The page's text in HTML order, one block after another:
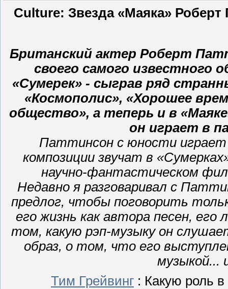
Culture: Звезда «Маяка»
Британский актер Роберт
своего самого известного
«Сумерек» - сыграв ряд
«Космополис», «Хорошее
общество», а теперь и в
он играет в
Паттинсон с юности
композиции звучат в
научно-фантастическом
Недавно я разговаривал с
предлог, чтобы поговорить
его жизнь как автора песен, его
том, какую рэп-музыку он
образ, о том, что его
музыкой...
Тим Грейвинг : Какую роль